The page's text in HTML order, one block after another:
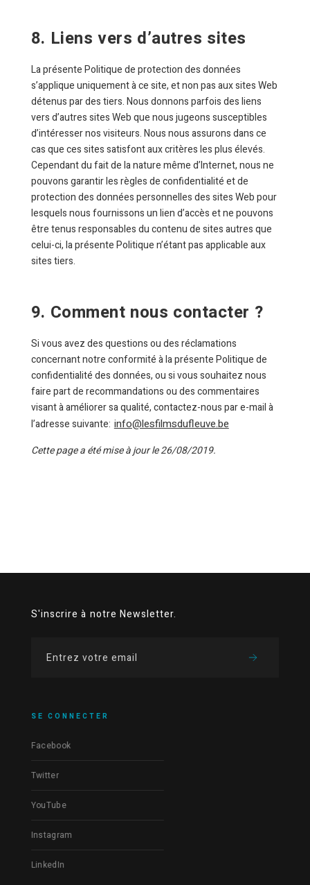
8. Liens vers d’autres sites
La présente Politique de protection des données
s’applique uniquement à ce site, et non pas aux sites Web
détenus par des tiers. Nous donnons parfois des liens
vers d’autres sites Web que nous jugeons susceptibles
d’intéresser nos visiteurs. Nous nous assurons dans ce
cas que ces sites satisfont aux critères les plus élevés.
Cependant du fait de la nature même d’Internet, nous ne
pouvons garantir les règles de confidentialité et de
protection des données personnelles des sites Web pour
lesquels nous fournissons un lien d’accès et ne pouvons
être tenus responsables du contenu de sites autres que
celui-ci, la présente Politique n’étant pas applicable aux
sites tiers.
9. Comment nous contacter ?
Si vous avez des questions ou des réclamations
concernant notre conformité à la présente Politique de
confidentialité des données, ou si vous souhaitez nous
faire part de recommandations ou des commentaires
visant à améliorer sa qualité, contactez-nous par e-mail à
l’adresse suivante: info@lesfilmsdufleuve.be
Cette page a été mise à jour le 26/08/2019.
S'inscrire à notre Newsletter.
SE CONNECTER
Facebook
Twitter
YouTube
Instagram
LinkedIn